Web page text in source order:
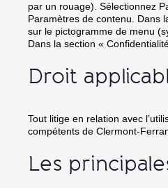
par un rouage). Sélectionnez
Paramètres de contenu. Dans
sur le pictogramme de menu
Dans la section «
Droit
Tout litige en relation avec
compétents de Clermont-
Les